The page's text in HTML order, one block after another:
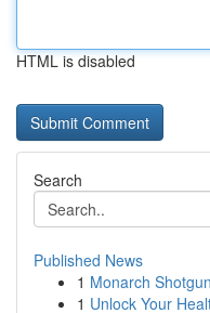
HTML is disabled
Search
Published News
1 Monarch
1 Unlock Your